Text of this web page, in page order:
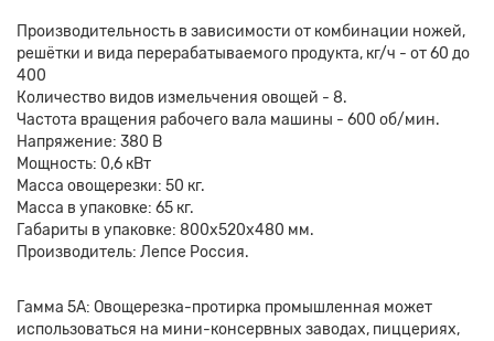
Производительность в зависимости от комбинации ножей,
решётки и вида перерабатываемого продукта, кг/ч - от 60 до
400
Количество видов измельчения овощей - 8.
Частота вращения рабочего вала машины - 600 об/мин.
Напряжение: 380 В
Мощность: 0,6 кВт
Масса овощерезки: 50 кг.
Масса в упаковке: 65 кг.
Габариты в упаковке: 800x520x480 мм.
Производитель: Лепсе Россия.
Гамма 5А: Овощерезка-протирка промышленная может
использоваться на мини-консервных заводах, пиццериях,